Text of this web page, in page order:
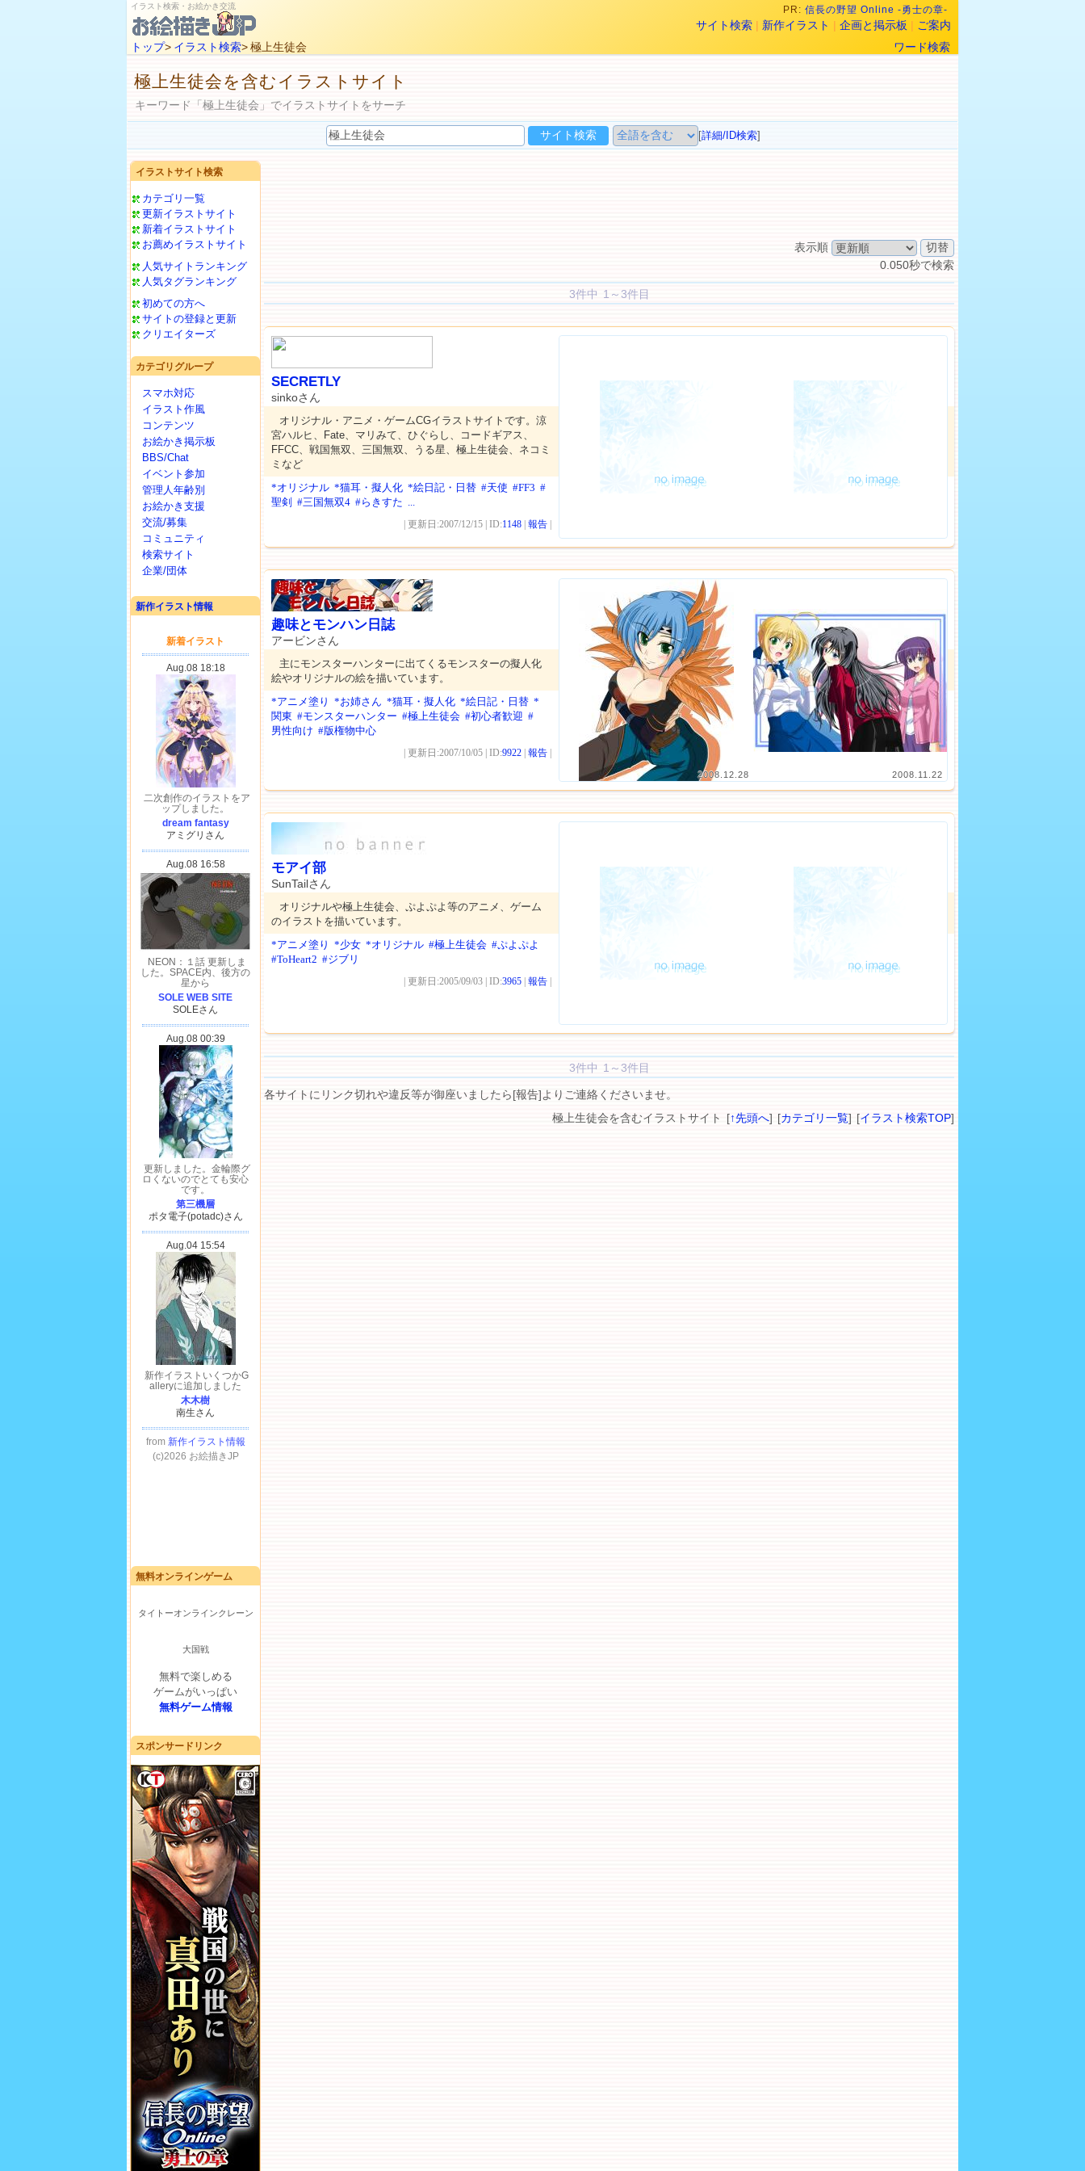
イラスト検索・お絵かき交流 PR: 信長の野望 Online -勇士の章-
サイト検索 | 新作イラスト | 企画と掲示板 | ご案内
トップ> イラスト検索> 極上生徒会 ワード検索
極上生徒会を含むイラストサイト
キーワード「極上生徒会」でイラストサイトをサーチ
[詳細/ID検索]
イラストサイト検索
カテゴリ一覧
更新イラストサイト
新着イラストサイト
お薦めイラストサイト
人気サイトランキング
人気タグランキング
初めての方へ
サイトの登録と更新
クリエイターズ
カテゴリグループ
スマホ対応
イラスト作風
コンテンツ
お絵かき掲示板
BBS/Chat
イベント参加
管理人年齢別
お絵かき支援
交流/募集
コミュニティ
検索サイト
企業/団体
新作イラスト情報
無料オンラインゲーム
タイトーオンラインクレーン
大国戦
無料で楽しめる
ゲームがいっぱい
無料ゲーム情報
スポンサードリンク
表示順
0.050秒で検索
3件中 1～3件目
SECRETLY
sinkoさん
オリジナル・アニメ・ゲームCGイラストサイトです。涼
宮ハルヒ、Fate、マリみて、ひぐらし、コードギアス、
FFCC、戦国無双、三国無双、うる星、極上生徒会、ネコミ
ミなど
*オリジナル *猫耳・擬人化 *絵日記・日替 #天使 #FF3 #
聖剣 #三国無双4 #らきすた ...
| 更新日:2007/12/15 | ID:1148 報告
2008.12.28 2008.11.22
趣味とモンハン日誌
アービンさん
主にモンスターハンターに出てくるモンスターの擬人化
絵やオリジナルの絵を描いています。
*アニメ塗り *お姉さん *猫耳・擬人化 *絵日記・日替 *
関東 #モンスターハンター #極上生徒会 #初心者歓迎 #
男性向け #版権物中心
| 更新日:2007/10/05 | ID:9922 報告
モアイ部
SunTailさん
オリジナルや極上生徒会、ぷよぷよ等のアニメ、ゲーム
のイラストを描いています。
*アニメ塗り *少女 *オリジナル #極上生徒会 #ぷよぷよ
#ToHeart2 #ジブリ
| 更新日:2005/09/03 | ID:3965 報告
3件中 1～3件目
各サイトにリンク切れや違反等が御座いましたら[報告]よりご連絡くださいませ。
極上生徒会を含むイラストサイト [↑先頭へ] [カテゴリ一覧] [イラスト検索TOP]